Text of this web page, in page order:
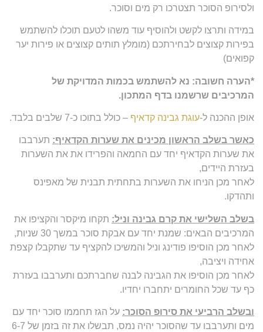
ולסירופ הסוכר תצטרכו רק מים וסוכר.
במידה ותרצו לקשט ולהוסיף עוד משהו לטעם תוכלו להשתמש
בפירות קצוצים לבחירתכם (מומלץ תותים קצוצים או פירות יער
קפואים)
*הערה חשובה: נא להשתמש בכמות המדויקת של
המרכיבים שרשמנו בדף המתכון.
אופן ההכנה ל-עוגת גבינה קדאיף – כולל בתוכו כ-7 שלבים בלבד.
כאשר בשלב הראשון מכינים את שערות הקדאיף: תערבבו
את שערות הקדאיף יחד עם החמאה והפרידו את את השערות
בעזרת היידים,
לאחר מכן הניחו את השערות בתחתית תבנית של מאפינס
ותהדקו.
בשלב השלישי את קרם גבינה וניל: תקחו מיקסר והקציפו את
המרכיבים הבאים: שמנת יחד עם אבקת סוכר במשך 30 שניות,
לאחר מכן הוסיפו פודינג וניל והמשיכו להקציף עד שתקבלו קצפת
אחידה ויציבה,
לאחר מכן הוסיפו את הגבינה לבנה שחברתכם ותערבבו בעזרת
כף עד שכל החומרים יתחברו יחדיו.
ובשלב הרביעי את סירופ הסוכר: על הגז תחממו סוכר יחד עם
מים ותערבבו עד שהסוכר יהיה נמס, תבשלו את זה בזמן של 6-7